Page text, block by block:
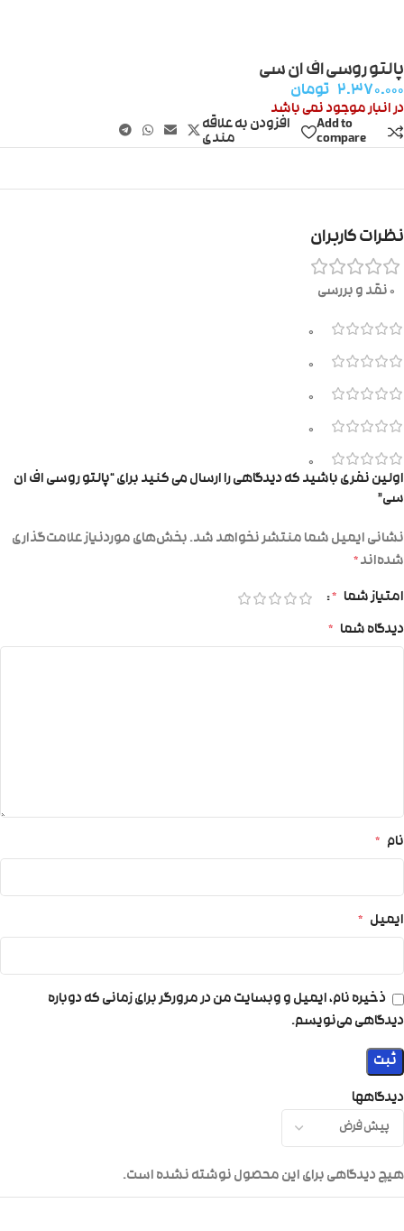
پالتو روسی اف ان سی
۲.۳۷۰.۰۰۰ تومان
در انبار موجود نمی باشد
Add to
compare
افزودن به علاقه
مندی
نظرات کاربران
0 نقد و بررسی
0
0
0
0
0
دیدگاهها
هیچ دیدگاهی برای این محصول نوشته نشده است.
اولین نفری باشید که دیدگاهی را ارسال می کنید برای “پالتو روسی اف ان
سی”
نشانی ایمیل شما منتشر نخواهد شد.بخش‌های موردنیاز علامت‌گذاری
شده‌اند*
امتیاز شما *
دیدگاه شما *
نام *
ایمیل *
ذخیره نام، ایمیل و وبسایت من در مرورگر برای زمانی که دوباره
دیدگاهی می‌نویسم.